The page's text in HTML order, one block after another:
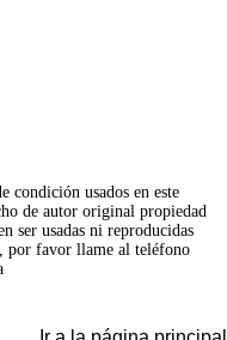
condición usados en este
de autor original propiedad
ser usadas ni reproducidas
por favor llame al teléfono